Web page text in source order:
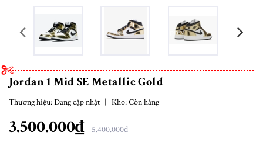
prev
Jordan 1 Mid SE Metallic Gold
Thương hiệu:Đang cập nhật | Kho:Còn hàng
3.500.000₫ 5.400.000₫